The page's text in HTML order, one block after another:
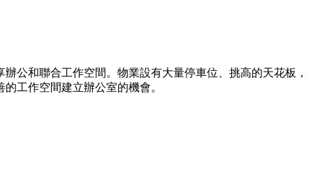
公和聯合工作空間。物業設有大量停車位、挑高的天花板，
工作空間建立辦公室的機會。